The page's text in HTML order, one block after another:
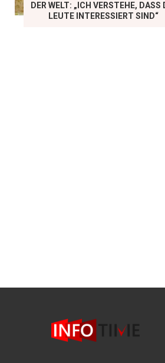
ER WELT: „ICH VERSTEHE, DASS
EUTE INTERESSIERT SIND“